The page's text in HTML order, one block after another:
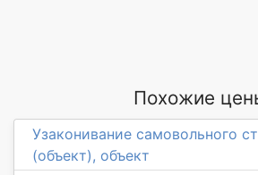
Похожие
Узаконивание самовольного
(объект), объект